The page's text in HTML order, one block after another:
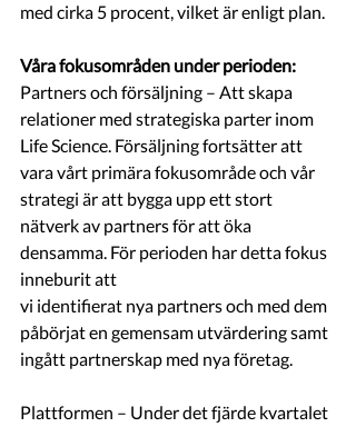
med cirka 5 procent, vilket är enligt plan.
Våra fokusområden under perioden:
Partners och försäljning – Att skapa
relationer med strategiska parter inom
Life Science. Försäljning fortsätter att
vara vårt primära fokusområde och vår
strategi är att bygga upp ett stort
nätverk av partners för att öka
densamma. För perioden har detta fokus
inneburit att
vi identifierat nya partners och med dem
påbörjat en gemensam utvärdering samt
ingått partnerskap med nya företag.
Plattformen – Under det fjärde kvartalet